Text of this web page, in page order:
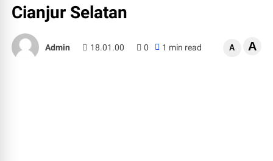
Cianjur Selatan
Admin 18.01.00 0 1 min read A A